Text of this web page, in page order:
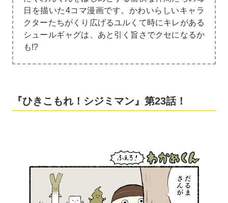
日を描いた4コマ漫画です。かわいらしいキャラ
クターたちがくり広げるユルくて時にキレがある
シュールギャグは、あと引く旨さでクセになるか
も!?
『ひきこもれ！シジミマン』第23話！